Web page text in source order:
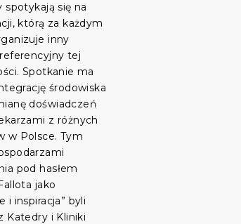
spotykają się na
którą za każdym
inny
tej
Spotkanie ma
środowiska
doświadczeń
z różnych
w Polsce. Tym
pod hasłem
jako
i inspiracja” byli
Katedry i Kliniki